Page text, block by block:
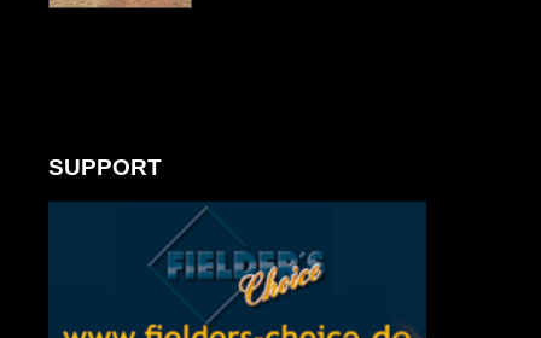
SUPPORT